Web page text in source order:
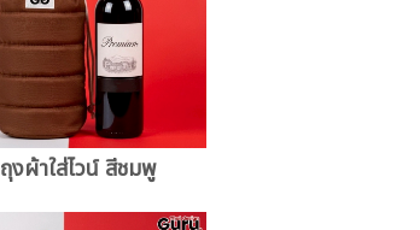
ถุงผ้าใส่ไวน์ สีชมพู